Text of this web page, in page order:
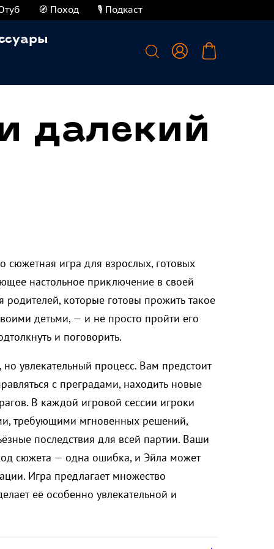
🧭 Поход 🎙️ Подкаст
далекий
сюжетная игра для взрослых, готовых
настольное приключение в своей
которые готовы прожить такое
детьми, — и не просто пройти его
и поговорить.
но увлекательный процесс. Вам предстоит
с преградами, находить новые
В каждой игровой сессии игроки
требующими мгновенных решений,
последствия для всей партии. Ваши
сюжета — одна ошибка, и Эйла может
Игра предлагает множество
её особенно увлекательной и